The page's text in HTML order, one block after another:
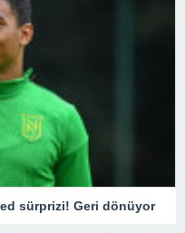
sürprizi! Geri dönüyor